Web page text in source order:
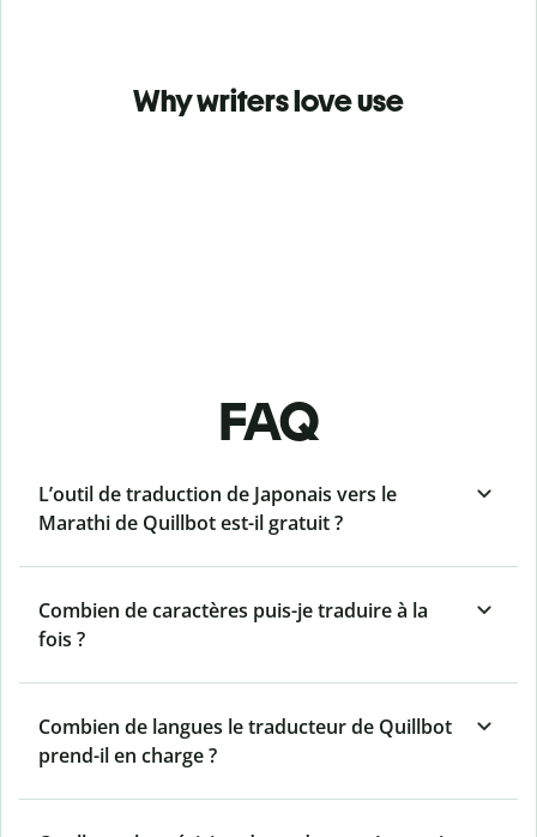
Why writers love use
FAQ
L’outil de traduction de Japonais vers le
Marathi de Quillbot est-il gratuit ?
Combien de caractères puis-je traduire à la
fois ?
Combien de langues le traducteur de Quillbot
prend-il en charge ?